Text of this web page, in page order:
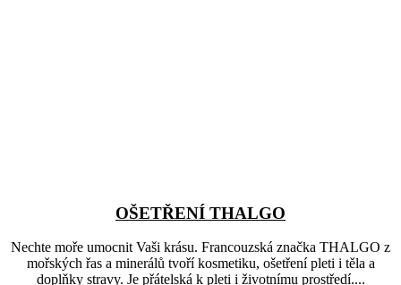
OŠETŘENÍ THALGO
Nechte moře umocnit Vaši krásu. Francouzská značka THALGO z
mořských řas a minerálů tvoří kosmetiku, ošetření pleti i těla a
doplňky stravy. Je přátelská k pleti i životnímu prostředí....